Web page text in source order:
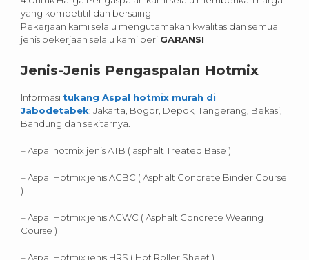
yang kompetitif dan bersaing
Pekerjaan kami selalu mengutamakan kwalitas dan semua
jenis pekerjaan selalu kami beri GARANSI
Jenis-Jenis Pengaspalan Hotmix
Informasi tukang Aspal hotmix murah di
Jabodetabek: Jakarta, Bogor, Depok, Tangerang, Bekasi,
Bandung dan sekitarnya.
– Aspal hotmix jenis ATB ( asphalt Treated Base )
– Aspal Hotmix jenis ACBC ( Asphalt Concrete Binder Course
)
– Aspal Hotmix jenis ACWC ( Asphalt Concrete Wearing
Course )
– Aspal Hotmix jenis HRS ( Hot Roller Sheet )